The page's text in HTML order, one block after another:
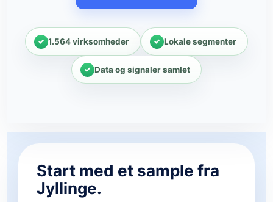
1.564 virksomheder Lokale segmenter
Data og signaler samlet
Start med et sample fra
Jyllinge.